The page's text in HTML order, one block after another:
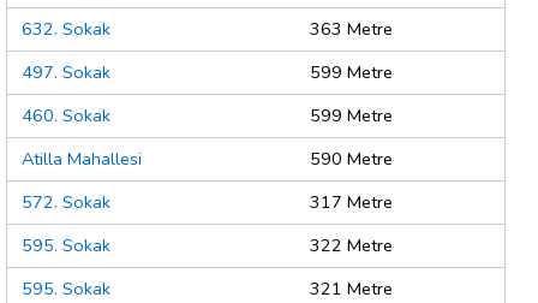
632. Sokak
363 Metre
497. Sokak
599 Metre
460. Sokak
599 Metre
Atilla Mahallesi
590 Metre
572. Sokak
317 Metre
595. Sokak
322 Metre
595. Sokak
321 Metre